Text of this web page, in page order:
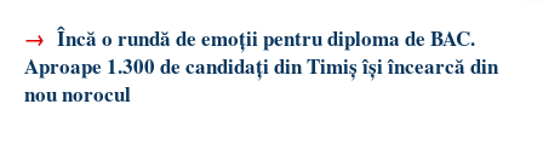
→ Încă o rundă de emoții pentru diploma de BAC.
Aproape 1.300 de candidați din Timiș își încearcă din
nou norocul